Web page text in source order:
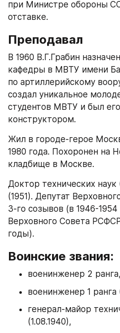
при Министре обороны
отставке.
Преподавал
В 1960 В.Г.Грабин
кафедры в МВТУ имени
по артиллерийскому
создал уникальное
студентов МВТУ и был
конструктором.
Жил в городе-герое
1980 года. Похоронен на
кладбище в Москве.
Доктор технических наук
(1951). Депутат
3-го созывов (в 1946-1954
Верховного Совета
годы).
Воинские звания:
военинженер 2 ранга,
военинженер 1 ранга
генерал-майор
(1.08.1940),